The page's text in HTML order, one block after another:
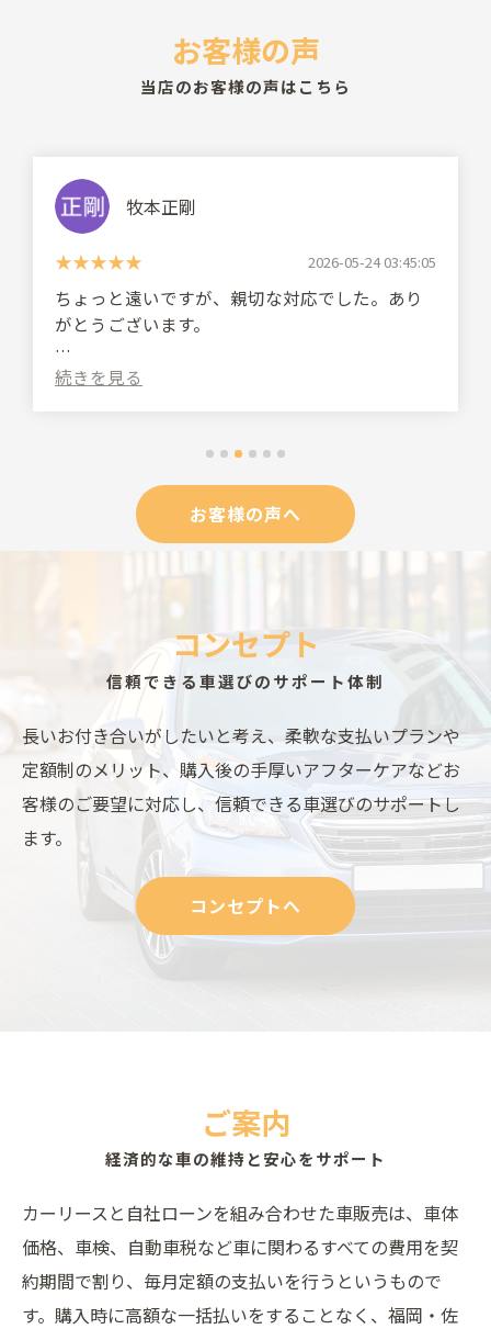
当店のお客様の声はこちら
お客様の声
牧本正剛
2026-05-24 03:45:05
ちょっと遠いですが、親切な対応でした。あり
がとうございます。
(Translated by Google)
お客様の声へ
コンセプト
信頼できる車選びのサポート体制
長いお付き合いがしたいと考え、柔軟な支払いプランや
定額制のメリット、購入後の手厚いアフターケアなどお
客様のご要望に対応し、信頼できる車選びのサポートし
ます。
コンセプトへ
経済的な車の維持と安心をサポート
ご案内
カーリースと自社ローンを組み合わせた車販売は、車体
価格、車検、自動車税など車に関わるすべての費用を契
約期間で割り、毎月定額の支払いを行うというもので
す。購入時に高額な一括払いをすることなく、福岡・佐